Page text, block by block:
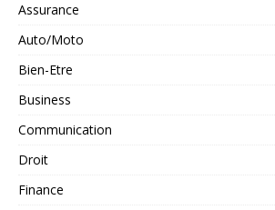
Assurance
Auto/Moto
Bien-Etre
Business
Communication
Droit
Finance